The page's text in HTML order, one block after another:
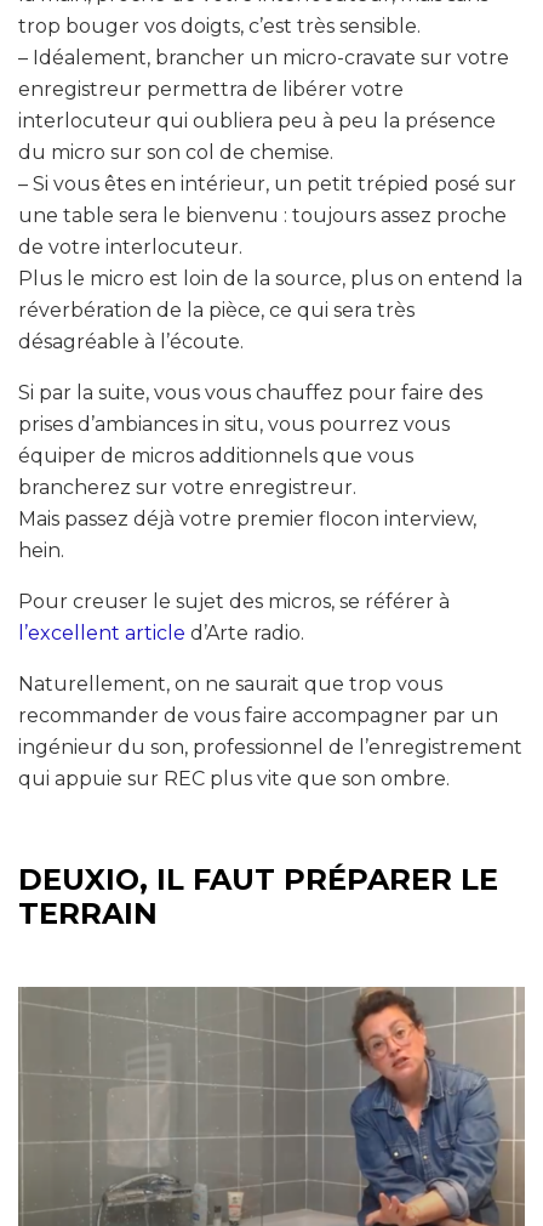
trop bouger vos doigts, c’est très sensible.
– Idéalement, brancher un micro-cravate sur votre
enregistreur permettra de libérer votre
interlocuteur qui oubliera peu à peu la présence
du micro sur son col de chemise.
– Si vous êtes en intérieur, un petit trépied posé sur
une table sera le bienvenu : toujours assez proche
de votre interlocuteur.
Plus le micro est loin de la source, plus on entend la
réverbération de la pièce, ce qui sera très
désagréable à l’écoute.
Si par la suite, vous vous chauffez pour faire des
prises d’ambiances in situ, vous pourrez vous
équiper de micros additionnels que vous
brancherez sur votre enregistreur.
Mais passez déjà votre premier flocon interview,
hein.
Pour creuser le sujet des micros, se référer à
l’excellent article d’Arte radio.
Naturellement, on ne saurait que trop vous
recommander de vous faire accompagner par un
ingénieur du son, professionnel de l’enregistrement
qui appuie sur REC plus vite que son ombre.
DEUXIO, IL FAUT PRÉPARER LE
TERRAIN